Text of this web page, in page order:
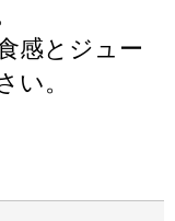
感とジュー
い。